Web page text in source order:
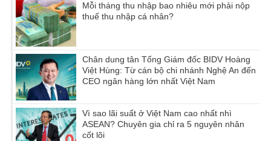
Mỗi tháng thu nhập bao nhiêu mới phải nộp
thuế thu nhập cá nhân?
Chân dung tân Tổng Giám đốc BIDV Hoàng
Việt Hùng: Từ cán bộ chi nhánh Nghệ An đến
CEO ngân hàng lớn nhất Việt Nam
Vì sao lãi suất ở Việt Nam cao nhất nhì
ASEAN? Chuyên gia chỉ ra 5 nguyên nhân
cốt lõi